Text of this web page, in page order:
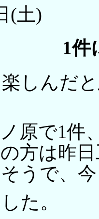
(土)
1件
しんだ
原で1件
方は昨
うで、
た。